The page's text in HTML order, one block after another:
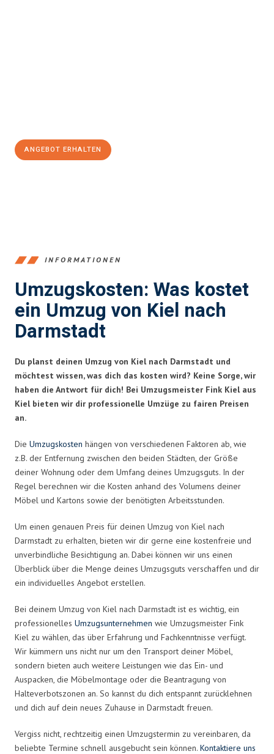
ANGEBOT ERHALTEN
INFORMATIONEN
Umzugskosten: Was kostet
ein Umzug von Kiel nach
Darmstadt
Du planst deinen Umzug von Kiel nach Darmstadt und
möchtest wissen, was dich das kosten wird? Keine Sorge, wir
haben die Antwort für dich! Bei Umzugsmeister Fink Kiel aus
Kiel bieten wir dir professionelle Umzüge zu fairen Preisen
an.
Die Umzugskosten hängen von verschiedenen Faktoren ab, wie
z.B. der Entfernung zwischen den beiden Städten, der Größe
deiner Wohnung oder dem Umfang deines Umzugsguts. In der
Regel berechnen wir die Kosten anhand des Volumens deiner
Möbel und Kartons sowie der benötigten Arbeitsstunden.
Um einen genauen Preis für deinen Umzug von Kiel nach
Darmstadt zu erhalten, bieten wir dir gerne eine kostenfreie und
unverbindliche Besichtigung an. Dabei können wir uns einen
Überblick über die Menge deines Umzugsguts verschaffen und dir
ein individuelles Angebot erstellen.
Bei deinem Umzug von Kiel nach Darmstadt ist es wichtig, ein
professionelles Umzugsunternehmen wie Umzugsmeister Fink
Kiel zu wählen, das über Erfahrung und Fachkenntnisse verfügt.
Wir kümmern uns nicht nur um den Transport deiner Möbel,
sondern bieten auch weitere Leistungen wie das Ein- und
Auspacken, die Möbelmontage oder die Beantragung von
Halteverbotszonen an. So kannst du dich entspannt zurücklehnen
und dich auf dein neues Zuhause in Darmstadt freuen.
Vergiss nicht, rechtzeitig einen Umzugstermin zu vereinbaren, da
beliebte Termine schnell ausgebucht sein können. Kontaktiere uns